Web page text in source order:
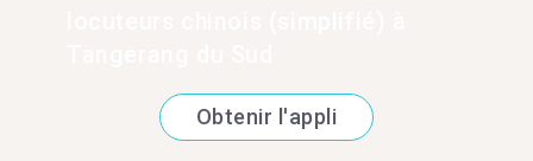
Obtenir l'appli